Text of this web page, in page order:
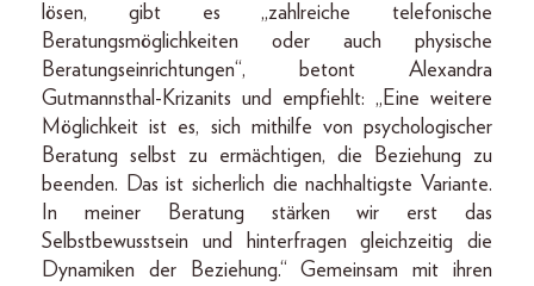
lösen, gibt es „zahlreiche telefonische
Beratungsmöglichkeiten oder auch physische
Beratungseinrichtungen“, betont Alexandra
Gutmannsthal-Krizanits und empfiehlt: „Eine weitere
Möglichkeit ist es, sich mithilfe von psychologischer
Beratung selbst zu ermächtigen, die Beziehung zu
beenden. Das ist sicherlich die nachhaltigste Variante.
In meiner Beratung stärken wir erst das
Selbstbewusstsein und hinterfragen gleichzeitig die
Dynamiken der Beziehung.“ Gemeinsam mit ihren